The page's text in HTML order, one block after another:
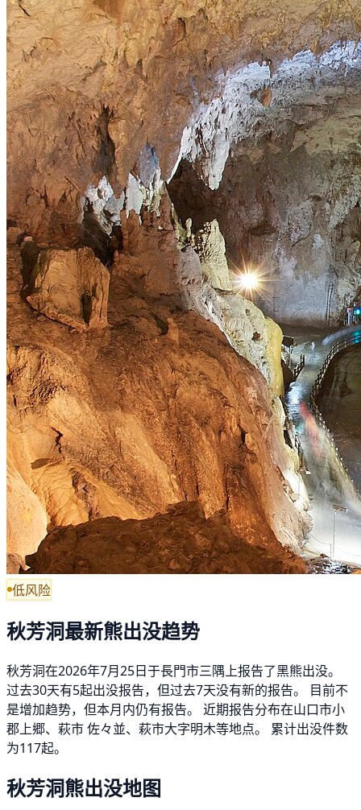
低风险
秋芳洞最新熊出没趋势
秋芳洞在2026年7月25日于長門市三隅上报告了黑熊出没。
过去30天有5起出没报告，但过去7天没有新的报告。 目前不
是增加趋势，但本月内仍有报告。 近期报告分布在山口市小
郡上郷、萩市 佐々並、萩市大字明木等地点。 累计出没件数
为117起。
秋芳洞熊出没地图